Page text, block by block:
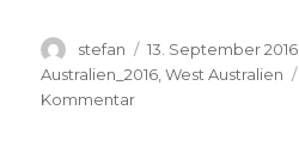
Autor
stefan
Veröffentlicht
am
13. September 2016
Australien_2016 ,West Australien
Kommentarzu